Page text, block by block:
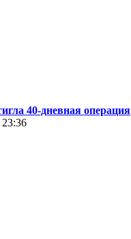
40-дневная операция